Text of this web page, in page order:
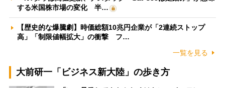
する米国株市場の変化 半…
【歴史的な爆騰劇】時価総額10兆円企業が「2連続ストップ
高」「制限値幅拡大」の衝撃 フ…
一覧を見る
大前研一「ビジネス新大陸」の歩き方